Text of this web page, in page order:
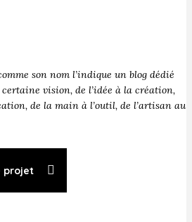
son nom l’indique un blog dédié
vision, de l’idée à la création,
de la main à l’outil, de l’artisan au
projet